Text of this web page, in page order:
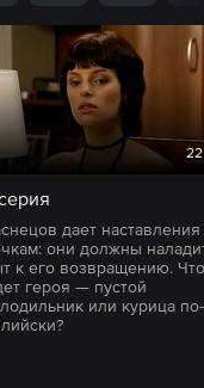
дает наставления
они должны
к его возвращению. Что
героя — пустой
или курица по-